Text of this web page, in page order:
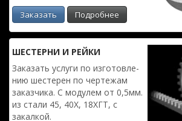
Заказать Подробнее
ШЕСТЕРНИ И РЕЙКИ
Заказать услуги по изготовле­
нию шестерен по чертежам
заказчика. С модулем от 0,5мм.
из стали 45, 40Х, 18ХГТ, с
закалкой.